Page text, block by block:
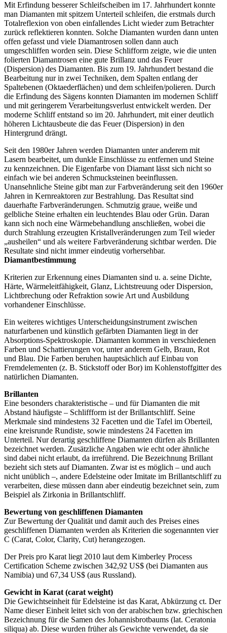
Mit Erfindung besserer Schleifscheiben im 17. Jahrhundert konnte
man Diamanten mit spitzem Unterteil schleifen, die erstmals durch
Totalreflexion von oben einfallendes Licht wieder zum Betrachter
zurück reflektieren konnten. Solche Diamanten wurden dann unten
offen gefasst und viele Diamantrosen sollen dann auch
umgeschliffen worden sein. Diese Schlifform zeigte, wie die unten
folierten Diamantrosen eine gute Brillanz und das Feuer
(Dispersion) des Diamanten. Bis zum 19. Jahrhundert bestand die
Bearbeitung nur in zwei Techniken, dem Spalten entlang der
Spaltebenen (Oktaederflächen) und dem schleifen/polieren. Durch
die Erfindung des Sägens konnten Diamanten im modernen Schliff
und mit geringerem Verarbeitungsverlust entwickelt werden. Der
moderne Schliff entstand so im 20. Jahrhundert, mit einer deutlich
höheren Lichtausbeute die das Feuer (Dispersion) in den
Hintergrund drängt.
Seit den 1980er Jahren werden Diamanten unter anderem mit
Lasern bearbeitet, um dunkle Einschlüsse zu entfernen und Steine
zu kennzeichnen. Die Eigenfarbe von Diamant lässt sich nicht so
einfach wie bei anderen Schmucksteinen beeinflussen.
Unansehnliche Steine gibt man zur Farbveränderung seit den 1960er
Jahren in Kernreaktoren zur Bestrahlung. Das Resultat sind
dauerhafte Farbveränderungen. Schmutzig graue, weiße und
gelbliche Steine erhalten ein leuchtendes Blau oder Grün. Daran
kann sich noch eine Wärmebehandlung anschließen, wobei die
durch Strahlung erzeugten Kristallveränderungen zum Teil wieder
„ausheilen“ und als weitere Farbveränderung sichtbar werden. Die
Resultate sind nicht immer eindeutig vorhersehbar.
Diamantbestimmung
Kriterien zur Erkennung eines Diamanten sind u. a. seine Dichte,
Härte, Wärmeleitfähigkeit, Glanz, Lichtstreuung oder Dispersion,
Lichtbrechung oder Refraktion sowie Art und Ausbildung
vorhandener Einschlüsse.
Ein weiteres wichtiges Unterscheidungsinstrument zwischen
naturfarbenen und künstlich gefärbten Diamanten liegt in der
Absorptions-Spektroskopie. Diamanten kommen in verschiedenen
Farben und Schattierungen vor, unter anderem Gelb, Braun, Rot
und Blau. Die Farben beruhen hauptsächlich auf Einbau von
Fremdelementen (z. B. Stickstoff oder Bor) im Kohlenstoffgitter des
natürlichen Diamanten.
Brillanten
Eine besonders charakteristische – und für Diamanten die mit
Abstand häufigste – Schliffform ist der Brillantschliff. Seine
Merkmale sind mindestens 32 Facetten und die Tafel im Oberteil,
eine kreisrunde Rundiste, sowie mindestens 24 Facetten im
Unterteil. Nur derartig geschliffene Diamanten dürfen als Brillanten
bezeichnet werden. Zusätzliche Angaben wie echt oder ähnliche
sind dabei nicht erlaubt, da irreführend. Die Bezeichnung Brillant
bezieht sich stets auf Diamanten. Zwar ist es möglich – und auch
nicht unüblich –, andere Edelsteine oder Imitate im Brillantschliff zu
verarbeiten, diese müssen dann aber eindeutig bezeichnet sein, zum
Beispiel als Zirkonia in Brillantschliff.
Bewertung von geschliffenen Diamanten
Zur Bewertung der Qualität und damit auch des Preises eines
geschliffenen Diamanten werden als Kriterien die sogenannten vier
C (Carat, Color, Clarity, Cut) herangezogen.
Der Preis pro Karat liegt 2010 laut dem Kimberley Process
Certification Scheme zwischen 342,92 US$ (bei Diamanten aus
Namibia) und 67,34 US$ (aus Russland).
Gewicht in Karat (carat weight)
Die Gewichtseinheit für Edelsteine ist das Karat, Abkürzung ct. Der
Name dieser Einheit leitet sich von der arabischen bzw. griechischen
Bezeichnung für die Samen des Johannisbrotbaums (lat. Ceratonia
siliqua) ab. Diese wurden früher als Gewichte verwendet, da sie